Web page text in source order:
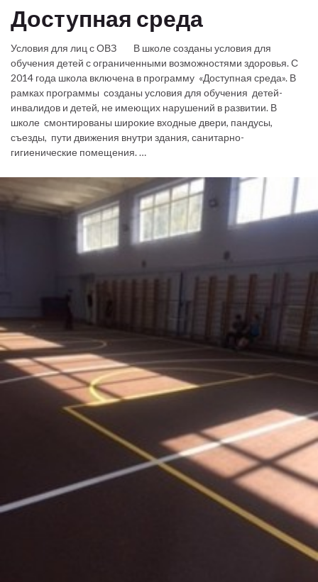
Доступная среда
Условия для лиц с ОВЗ В школе созданы условия для
обучения детей с ограниченными возможностями здоровья. С
2014 года школа включена в программу «Доступная среда». В
рамках программы созданы условия для обучения детей-
инвалидов и детей, не имеющих нарушений в развитии. В
школе смонтированы широкие входные двери, пандусы,
съезды, пути движения внутри здания, санитарно-
гигиенические помещения. …